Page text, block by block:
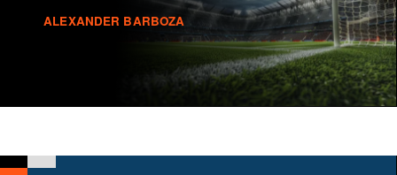
ALEXANDER BARBOZA